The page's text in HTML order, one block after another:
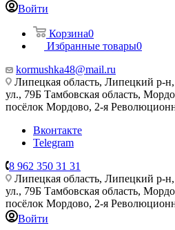
Войти
Корзина0
Избранные товары0
kormushka48@mail.ru
Липецкая область, Липецкий р-
ул., 79Б Тамбовская область,
посёлок Мордово, 2-я
Вконтакте
Telegram
8 962 350 31 31
Липецкая область, Липецкий р-
ул., 79Б Тамбовская область,
посёлок Мордово, 2-я
Войти